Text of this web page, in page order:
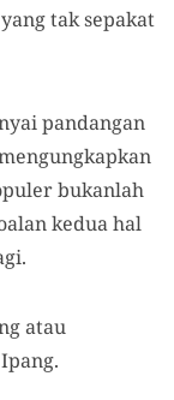
tak sepakat
pandangan
bukanlah
kedua hal
atau